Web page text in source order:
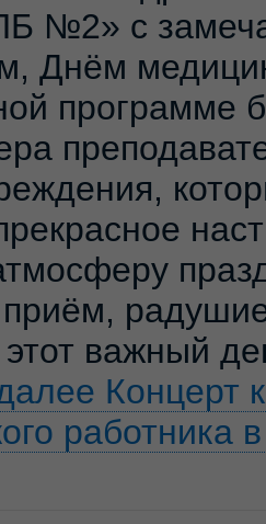
№2» с
Днём
программе
этот важный
Концерт